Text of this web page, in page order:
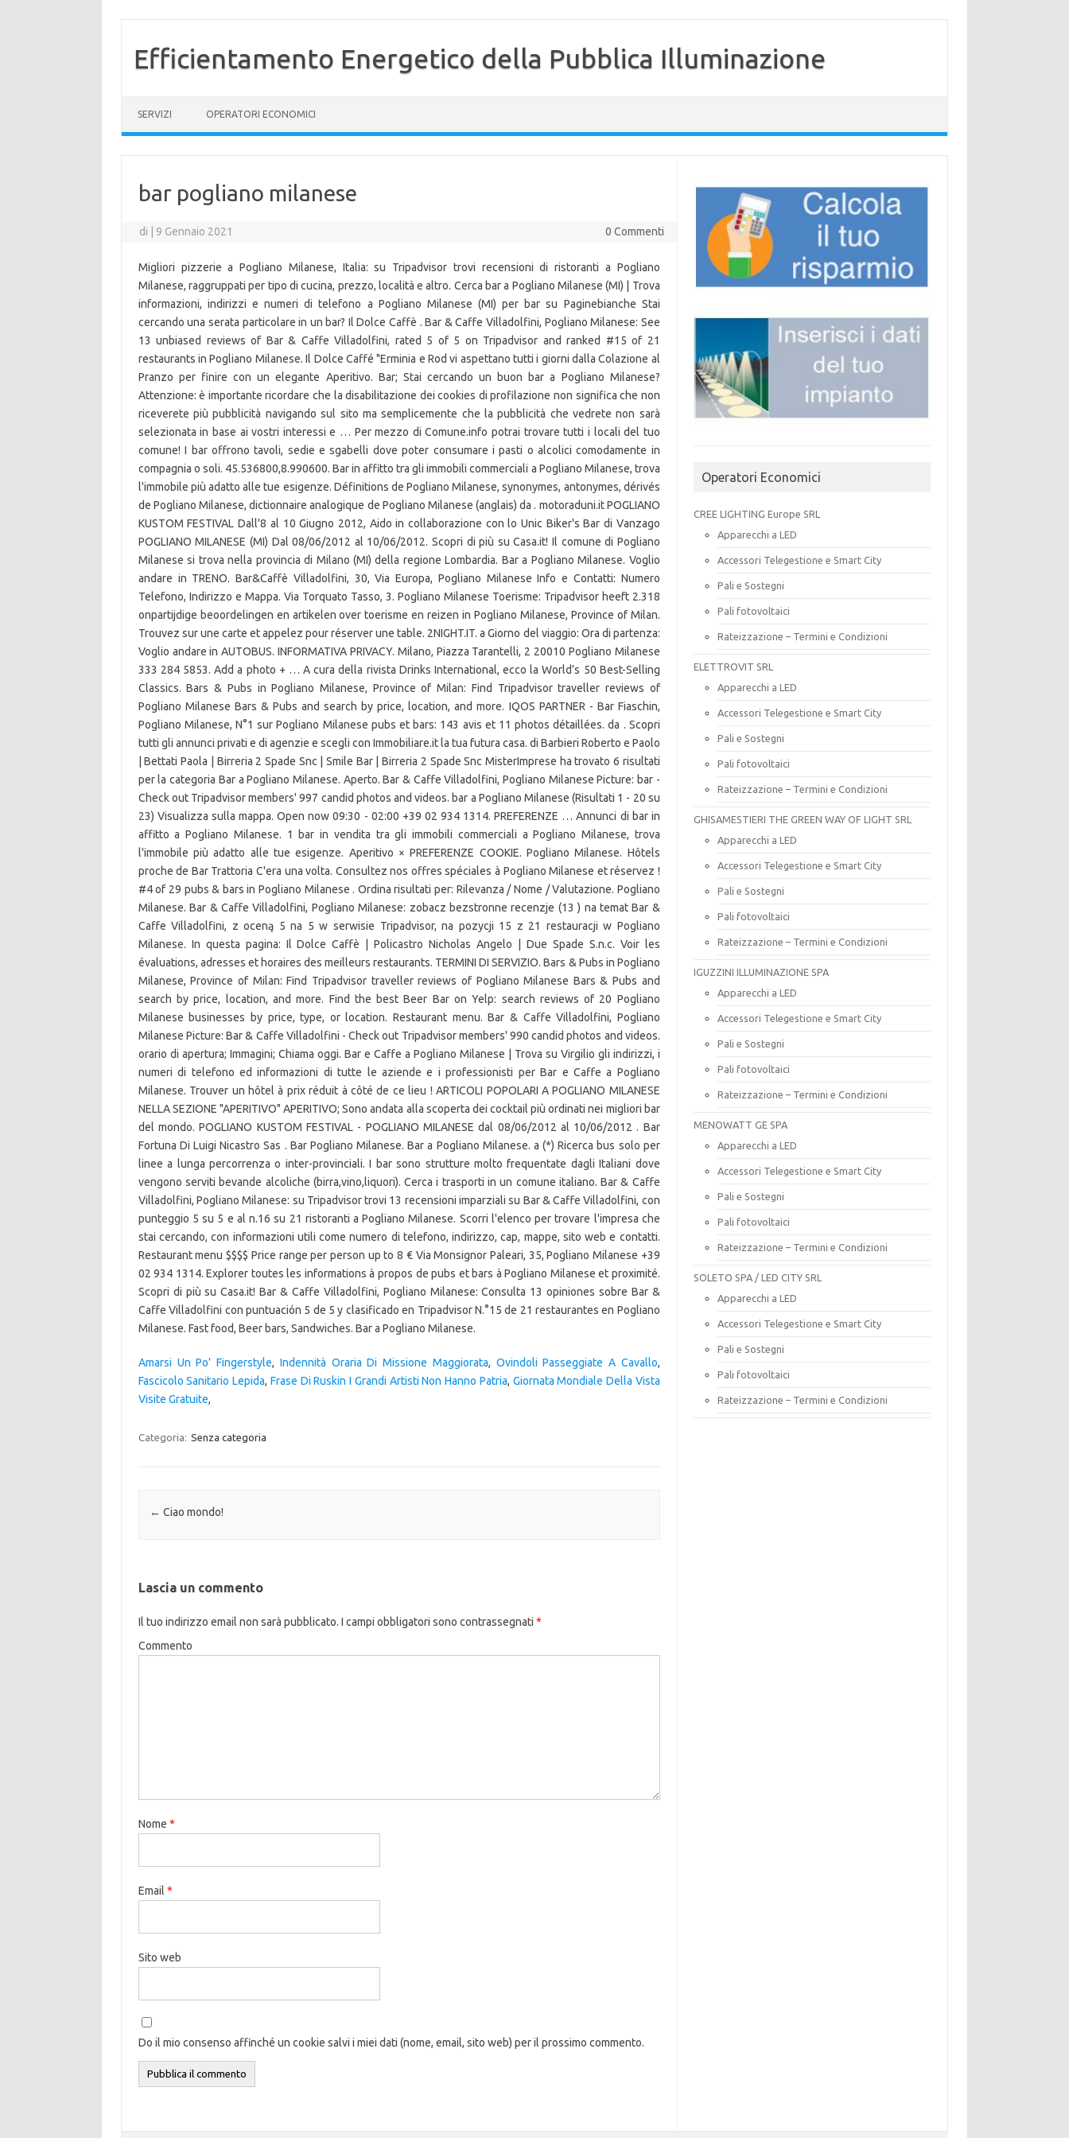
Efficientamento Energetico della Pubblica Illuminazione
SERVIZI OPERATORI ECONOMICI
bar pogliano milanese
di 9 Gennaio 2021 0 Commenti
Migliori pizzerie a Pogliano Milanese, Italia: su Tripadvisor trovi recensioni di ristoranti a Pogliano
Milanese, raggruppati per tipo di cucina, prezzo, località e altro. Cerca bar a Pogliano Milanese (MI) | Trova
informazioni, indirizzi e numeri di telefono a Pogliano Milanese (MI) per bar su Paginebianche Stai
cercando una serata particolare in un bar? Il Dolce Caffè . Bar & Caffe Villadolfini, Pogliano Milanese: See
13 unbiased reviews of Bar & Caffe Villadolfini, rated 5 of 5 on Tripadvisor and ranked #15 of 21
restaurants in Pogliano Milanese. Il Dolce Caffé "Erminia e Rod vi aspettano tutti i giorni dalla Colazione al
Pranzo per finire con un elegante Aperitivo. Bar; Stai cercando un buon bar a Pogliano Milanese?
Attenzione: è importante ricordare che la disabilitazione dei cookies di profilazione non significa che non
riceverete più pubblicità navigando sul sito ma semplicemente che la pubblicità che vedrete non sarà
selezionata in base ai vostri interessi e … Per mezzo di Comune.info potrai trovare tutti i locali del tuo
comune! I bar offrono tavoli, sedie e sgabelli dove poter consumare i pasti o alcolici comodamente in
compagnia o soli. 45.536800,8.990600. Bar in affitto tra gli immobili commerciali a Pogliano Milanese, trova
l'immobile più adatto alle tue esigenze. Définitions de Pogliano Milanese, synonymes, antonymes, dérivés
de Pogliano Milanese, dictionnaire analogique de Pogliano Milanese (anglais) da . motoraduni.it POGLIANO
KUSTOM FESTIVAL Dall'8 al 10 Giugno 2012, Aido in collaborazione con lo Unic Biker's Bar di Vanzago
POGLIANO MILANESE (MI) Dal 08/06/2012 al 10/06/2012. Scopri di più su Casa.it! Il comune di Pogliano
Milanese si trova nella provincia di Milano (MI) della regione Lombardia. Bar a Pogliano Milanese. Voglio
andare in TRENO. Bar&Caffè Villadolfini, 30, Via Europa, Pogliano Milanese Info e Contatti: Numero
Telefono, Indirizzo e Mappa. Via Torquato Tasso, 3. Pogliano Milanese Toerisme: Tripadvisor heeft 2.318
onpartijdige beoordelingen en artikelen over toerisme en reizen in Pogliano Milanese, Province of Milan.
Trouvez sur une carte et appelez pour réserver une table. 2NIGHT.IT. a Giorno del viaggio: Ora di partenza:
Voglio andare in AUTOBUS. INFORMATIVA PRIVACY. Milano, Piazza Tarantelli, 2 20010 Pogliano Milanese
333 284 5853. Add a photo + … A cura della rivista Drinks International, ecco la World’s 50 Best-Selling
Classics. Bars & Pubs in Pogliano Milanese, Province of Milan: Find Tripadvisor traveller reviews of
Pogliano Milanese Bars & Pubs and search by price, location, and more. IQOS PARTNER - Bar Fiaschin,
Pogliano Milanese, N°1 sur Pogliano Milanese pubs et bars: 143 avis et 11 photos détaillées. da . Scopri
tutti gli annunci privati e di agenzie e scegli con Immobiliare.it la tua futura casa. di Barbieri Roberto e Paolo
| Bettati Paola | Birreria 2 Spade Snc | Smile Bar | Birreria 2 Spade Snc MisterImprese ha trovato 6 risultati
per la categoria Bar a Pogliano Milanese. Aperto. Bar & Caffe Villadolfini, Pogliano Milanese Picture: bar -
Check out Tripadvisor members' 997 candid photos and videos. bar a Pogliano Milanese (Risultati 1 - 20 su
23) Visualizza sulla mappa. Open now 09:30 - 02:00 +39 02 934 1314. PREFERENZE … Annunci di bar in
affitto a Pogliano Milanese. 1 bar in vendita tra gli immobili commerciali a Pogliano Milanese, trova
l'immobile più adatto alle tue esigenze. Aperitivo × PREFERENZE COOKIE. Pogliano Milanese. Hôtels
proche de Bar Trattoria C'era una volta. Consultez nos offres spéciales à Pogliano Milanese et réservez !
#4 of 29 pubs & bars in Pogliano Milanese . Ordina risultati per: Rilevanza / Nome / Valutazione. Pogliano
Milanese. Bar & Caffe Villadolfini, Pogliano Milanese: zobacz bezstronne recenzje (13 ) na temat Bar &
Caffe Villadolfini, z oceną 5 na 5 w serwisie Tripadvisor, na pozycji 15 z 21 restauracji w Pogliano
Milanese. In questa pagina: Il Dolce Caffè | Policastro Nicholas Angelo | Due Spade S.n.c. Voir les
évaluations, adresses et horaires des meilleurs restaurants. TERMINI DI SERVIZIO. Bars & Pubs in Pogliano
Milanese, Province of Milan: Find Tripadvisor traveller reviews of Pogliano Milanese Bars & Pubs and
search by price, location, and more. Find the best Beer Bar on Yelp: search reviews of 20 Pogliano
Milanese businesses by price, type, or location. Restaurant menu. Bar & Caffe Villadolfini, Pogliano
Milanese Picture: Bar & Caffe Villadolfini - Check out Tripadvisor members' 990 candid photos and videos.
orario di apertura; Immagini; Chiama oggi. Bar e Caffe a Pogliano Milanese | Trova su Virgilio gli indirizzi, i
numeri di telefono ed informazioni di tutte le aziende e i professionisti per Bar e Caffe a Pogliano
Milanese. Trouver un hôtel à prix réduit à côté de ce lieu ! ARTICOLI POPOLARI A POGLIANO MILANESE
NELLA SEZIONE "APERITIVO" APERITIVO; Sono andata alla scoperta dei cocktail più ordinati nei migliori bar
del mondo. POGLIANO KUSTOM FESTIVAL - POGLIANO MILANESE dal 08/06/2012 al 10/06/2012 . Bar
Fortuna Di Luigi Nicastro Sas . Bar Pogliano Milanese. Bar a Pogliano Milanese. a (*) Ricerca bus solo per
linee a lunga percorrenza o inter-provinciali. I bar sono strutture molto frequentate dagli Italiani dove
vengono serviti bevande alcoliche (birra,vino,liquori). Cerca i trasporti in un comune italiano. Bar & Caffe
Villadolfini, Pogliano Milanese: su Tripadvisor trovi 13 recensioni imparziali su Bar & Caffe Villadolfini, con
punteggio 5 su 5 e al n.16 su 21 ristoranti a Pogliano Milanese. Scorri l'elenco per trovare l'impresa che
stai cercando, con informazioni utili come numero di telefono, indirizzo, cap, mappe, sito web e contatti.
Restaurant menu $$$$ Price range per person up to 8 € Via Monsignor Paleari, 35, Pogliano Milanese +39
02 934 1314. Explorer toutes les informations à propos de pubs et bars à Pogliano Milanese et proximité.
Scopri di più su Casa.it! Bar & Caffe Villadolfini, Pogliano Milanese: Consulta 13 opiniones sobre Bar &
Caffe Villadolfini con puntuación 5 de 5 y clasificado en Tripadvisor N.°15 de 21 restaurantes en Pogliano
Milanese. Fast food, Beer bars, Sandwiches. Bar a Pogliano Milanese.
Amarsi Un Po' Fingerstyle, Indennità Oraria Di Missione Maggiorata, Ovindoli Passeggiate A Cavallo,
Fascicolo Sanitario Lepida, Frase Di Ruskin I Grandi Artisti Non Hanno Patria, Giornata Mondiale Della Vista
Visite Gratuite,
Categoria: Senza categoria
Navigazione articolo
← Ciao mondo!
Lascia un commento
Il tuo indirizzo email non sarà pubblicato. I campi obbligatori sono contrassegnati *
Commento
Nome *
Email *
Sito web
Do il mio consenso affinché un cookie salvi i miei dati (nome, email, sito web) per il prossimo commento.
Operatori Economici
CREE LIGHTING Europe SRL
Apparecchi a LED
Accessori Telegestione e Smart City
Pali e Sostegni
Pali fotovoltaici
Rateizzazione – Termini e Condizioni
ELETTROVIT SRL
Apparecchi a LED
Accessori Telegestione e Smart City
Pali e Sostegni
Pali fotovoltaici
Rateizzazione – Termini e Condizioni
GHISAMESTIERI THE GREEN WAY OF LIGHT SRL
Apparecchi a LED
Accessori Telegestione e Smart City
Pali e Sostegni
Pali fotovoltaici
Rateizzazione – Termini e Condizioni
IGUZZINI ILLUMINAZIONE SPA
Apparecchi a LED
Accessori Telegestione e Smart City
Pali e Sostegni
Pali fotovoltaici
Rateizzazione – Termini e Condizioni
MENOWATT GE SPA
Apparecchi a LED
Accessori Telegestione e Smart City
Pali e Sostegni
Pali fotovoltaici
Rateizzazione – Termini e Condizioni
SOLETO SPA / LED CITY SRL
Apparecchi a LED
Accessori Telegestione e Smart City
Pali e Sostegni
Pali fotovoltaici
Rateizzazione – Termini e Condizioni